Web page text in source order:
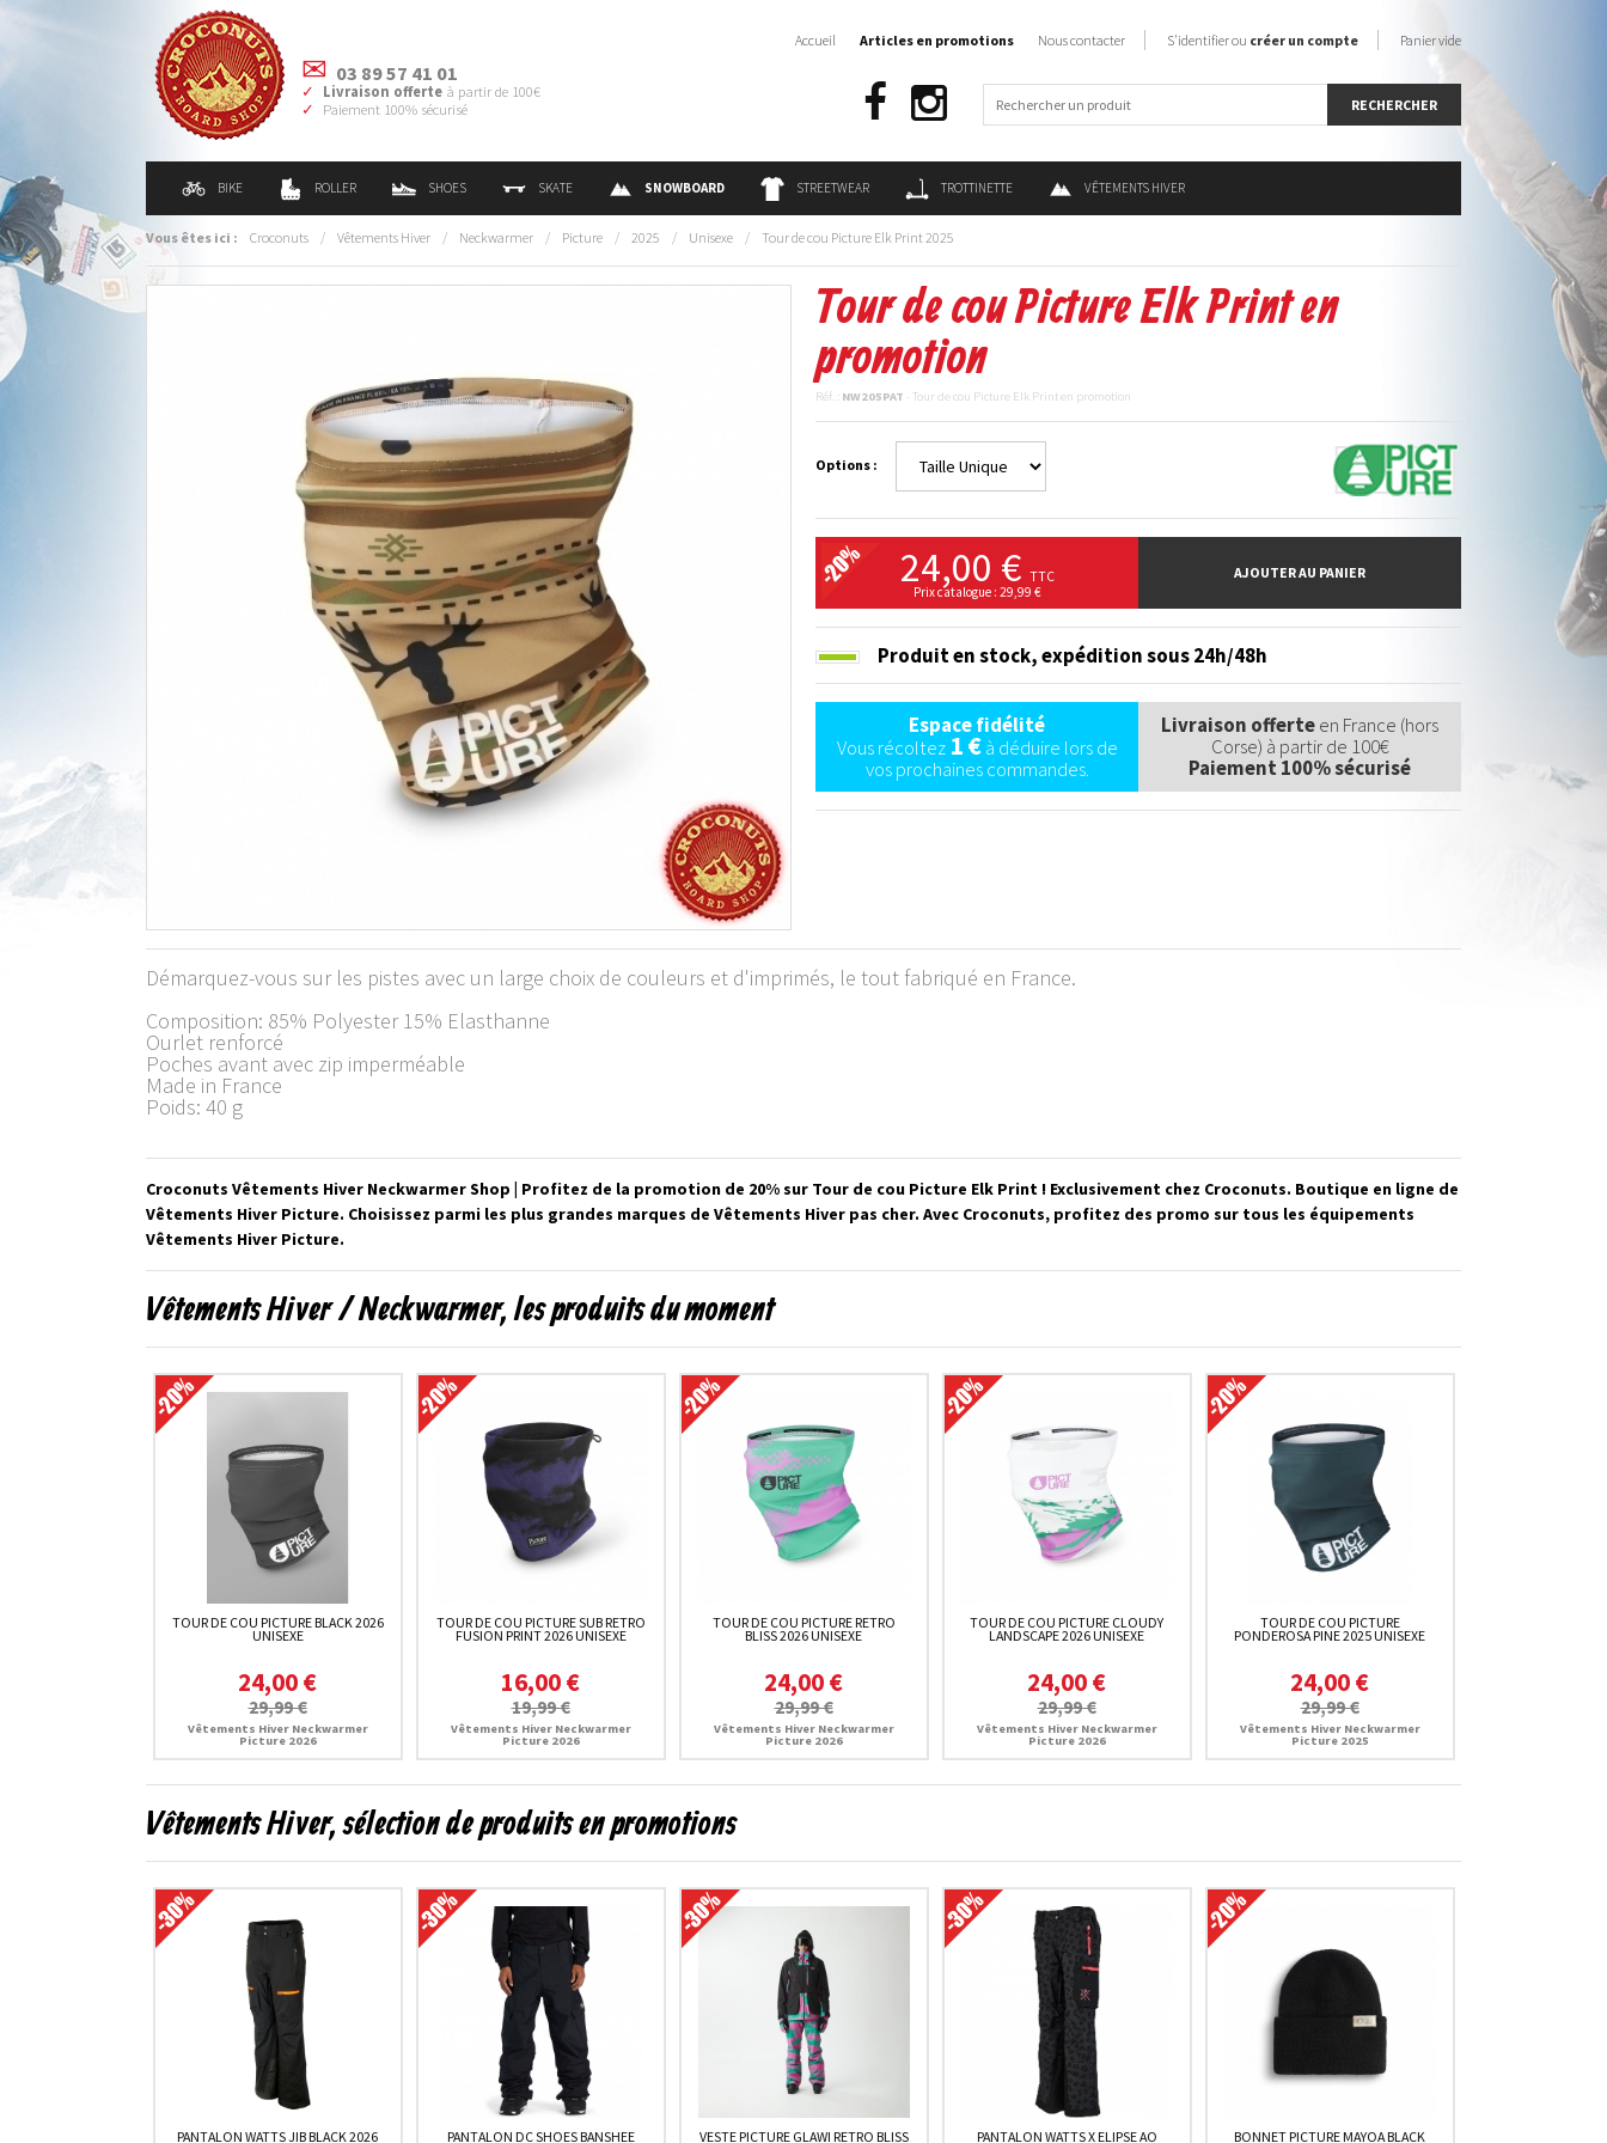
03 89 57 41 01
Livraison offerte à partir de 100€
Paiement 100% sécurisé
BIKE ROLLER SHOES SKATE SNOWBOARD STREETWEAR TROTTINETTE VÊTEMENTS HIVER
Accueil Articles en promotions Nous contacter S'identifier ou créer un compte Panier vide
Vous êtes ici : Croconuts / Vêtements Hiver / Neckwarmer / Picture / 2025 / Unisexe / Tour de cou Picture Elk Print 2025
Tour de cou Picture Elk Print en
promotion
Réf. : NW205PAT - Tour de cou Picture Elk Print en promotion
Options :
24,00 € TTC
Prix catalogue : 29,99 €
AJOUTER AU PANIER
Produit en stock,expédition sous 24h/48h
Espace fidélité
Vous récoltez 1 €à déduire lors de
vos prochaines commandes.
Livraison offerteen France (hors
Corse) à partir de 100€
Paiement 100% sécurisé
Démarquez-vous sur les pistes avec un large choix de couleurs et d'imprimés, le tout fabriqué en France.
Composition: 85% Polyester 15% Elasthanne
Ourlet renforcé
Poches avant avec zip imperméable
Made in France
Poids: 40 g
Croconuts Vêtements Hiver Neckwarmer Shop | Profitez de la promotion de 20% sur Tour de cou Picture Elk Print ! Exclusivement chez Croconuts. Boutique en ligne de
Vêtements Hiver Picture. Choisissez parmi les plus grandes marques de Vêtements Hiver pas cher. Avec Croconuts, profitez des promo sur tous les équipements
Vêtements Hiver Picture.
Vêtements Hiver / Neckwarmer, les produits du moment
TOUR DE COU PICTURE BLACK 2026
UNISEXE
24,00 €
29,99 €
Vêtements Hiver Neckwarmer
Picture 2026
TOUR DE COU PICTURE SUB RETRO
FUSION PRINT 2026 UNISEXE
16,00 €
19,99 €
Vêtements Hiver Neckwarmer
Picture 2026
TOUR DE COU PICTURE RETRO
BLISS 2026 UNISEXE
24,00 €
29,99 €
Vêtements Hiver Neckwarmer
Picture 2026
TOUR DE COU PICTURE CLOUDY
LANDSCAPE 2026 UNISEXE
24,00 €
29,99 €
Vêtements Hiver Neckwarmer
Picture 2026
TOUR DE COU PICTURE
PONDEROSA PINE 2025 UNISEXE
24,00 €
29,99 €
Vêtements Hiver Neckwarmer
Picture 2025
Vêtements Hiver, sélection de produits en promotions
PANTALON WATTS JIB BLACK 2026 PANTALON DC SHOES BANSHEE VESTE PICTURE GLAWI RETRO BLISS PANTALON WATTS X ELIPSE AO BONNET PICTURE MAYOA BLACK